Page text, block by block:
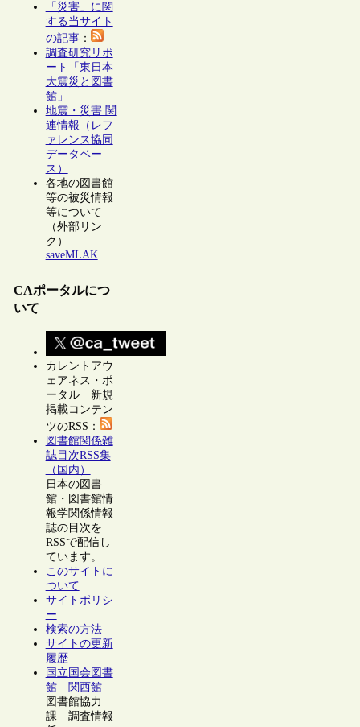
「災害」に関
する当サイト
の記事：
調査研究リポ
ート「東日本
大震災と図書
館」
地震・災害 関
連情報（レフ
ァレンス協同
データベー
ス）
各地の図書館
等の被災情報
等について
（外部リン
ク）
saveMLAK
CAポータルにつ
いて
カレントアウ
ェアネス・ポ
ータル 新規
掲載コンテン
ツのRSS：
図書館関係雑
誌目次RSS集
（国内）
日本の図書
館・図書館情
報学関係情報
誌の目次を
RSSで配信し
ています。
このサイトに
ついて
サイトポリシ
ー
検索の方法
サイトの更新
履歴
国立国会図書
館 関西館
図書館協力
課 調査情報